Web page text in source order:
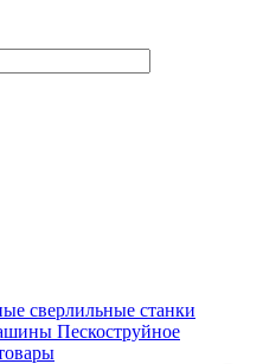
сверлильные станки
Пескоструйное